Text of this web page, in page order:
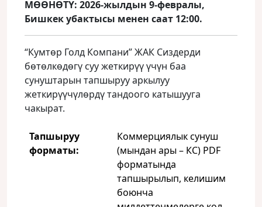
МӨӨНӨТҮ: 2026‑жылдын 9‑февралы,
Бишкек убактысы менен саат 12:00.
“Кумтөр Голд Компани” ЖАК Сиздерди
бөтөлкөдөгү суу жеткирүү үчүн баа
сунуштарын тапшыруу аркылуу
жеткирүүчүлөрдү тандоого катышууга
чакырат.
Тапшыруу
форматы:
Коммерциялык сунуш
(мындан ары – КC) PDF
форматында
тапшырылып, келишим
боюнча